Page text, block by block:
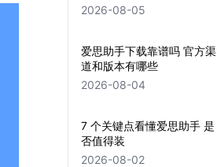
2026-08-05
爱思助手下载靠谱吗 官方渠
道和版本有哪些
2026-08-04
7 个关键点看懂爱思助手 是
否值得装
2026-08-02